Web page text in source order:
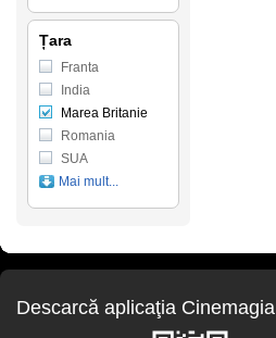
Țara
Franta
India
Marea Britanie
Romania
SUA
Mai mult...
Descarcă aplicaţia Cinemagia